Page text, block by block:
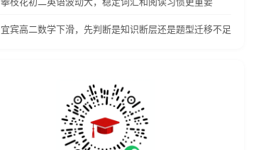
宜宾高二数学下滑，先判断是知识断层还是题型迁移不足